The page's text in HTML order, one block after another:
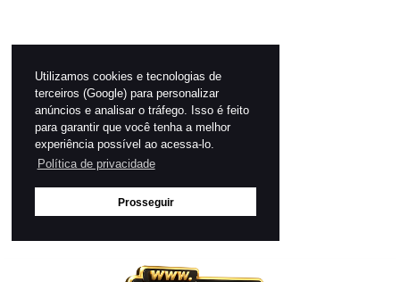
Utilizamos cookies e tecnologias de
terceiros (Google) para personalizar
anúncios e analisar o tráfego. Isso é feito
para garantir que você tenha a melhor
experiência possível ao acessa-lo.
Política de privacidade
Prosseguir